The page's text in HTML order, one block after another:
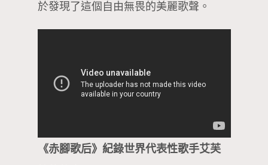
於發現了這個自由無畏的美麗歌聲。
《赤腳歌后》紀錄世界代表性歌手艾芙